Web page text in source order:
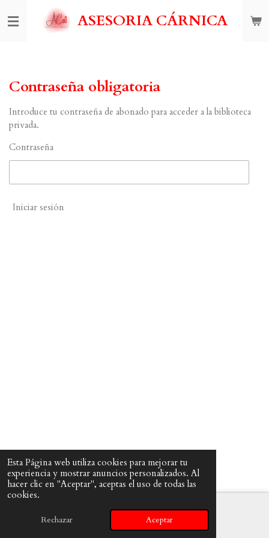
Esta Página web utiliza cookies para mejorar tu
experiencia y mostrar anuncios personalizados. Al
hacer clic en "Aceptar", aceptas el uso de todas las
cookies.
Rechazar Aceptar
al
ASESORIA CÁRNICA
Contraseña obligatoria
Introduce tu contraseña de abonado para acceder a la biblioteca
privada.
Contraseña
Iniciar sesión
© 2018 asesoría cárnica
Correo electrónico